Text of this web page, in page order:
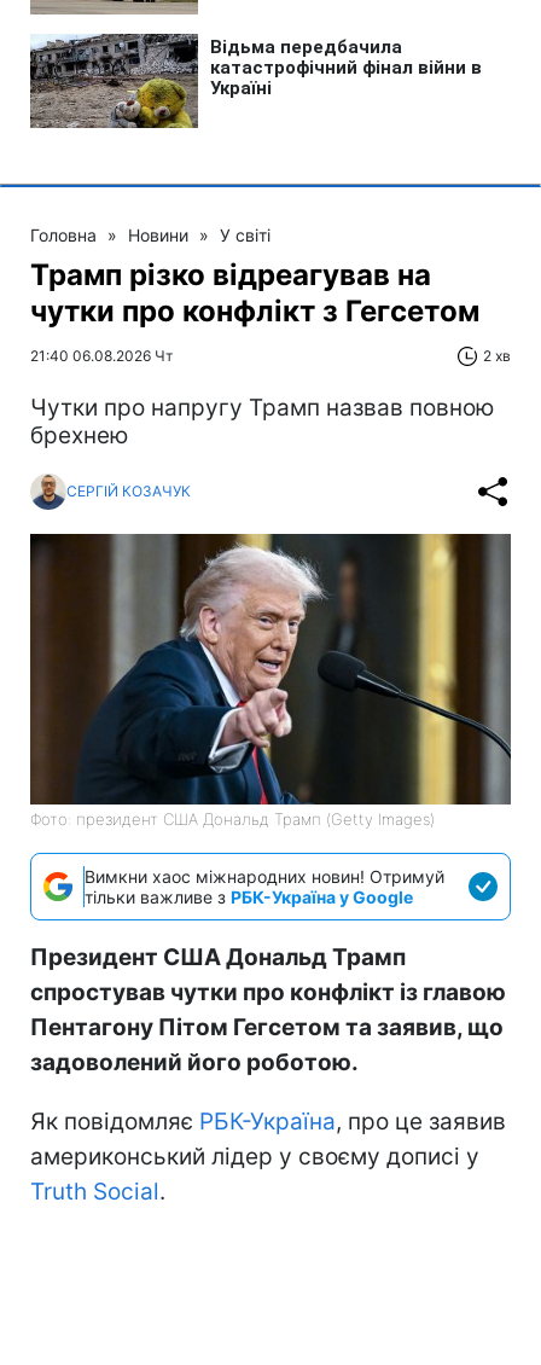
Головна » Новини » У світі
Трамп різко відреагував на
чутки про конфлікт з Гегсетом
21:40 06.08.2026 Чт 2 хв
Чутки про напругу Трамп назвав повною
брехнею
СЕРГІЙ КОЗАЧУК
Фото: президент США Дональд Трамп (Getty Images)
Вимкни хаос міжнародних новин! Отримуй
тільки важливе з РБК-Україна у Google
Президент США Дональд Трамп
спростував чутки про конфлікт із главою
Пентагону Пітом Гегсетом та заявив, що
задоволений його роботою.
Як повідомляє РБК-Україна, про це заявив
америконський лідер у своєму дописі у
Truth Social.